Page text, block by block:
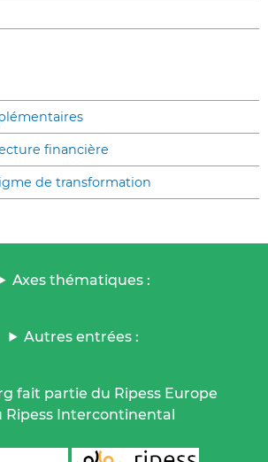
financière
de transformation
Axes thématiques :
Autres entrées :
fait partie du Ripess Europe
Ripess Intercontinental